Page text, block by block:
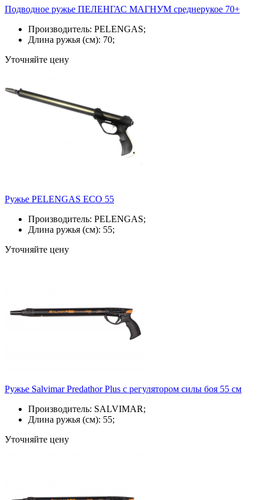
Подводное ружье ПЕЛЕНГАС МАГНУМ среднерукое 70+
Производитель: PELENGAS;
Длина ружья (см): 70;
Уточняйте цену
Ружье PELENGAS ECO 55
Производитель: PELENGAS;
Длина ружья (см): 55;
Уточняйте цену
Ружье Salvimar Predathor Plus с регулятором силы боя 55 см
Производитель: SALVIMAR;
Длина ружья (см): 55;
Уточняйте цену